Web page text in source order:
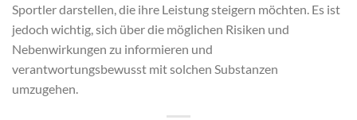
Sportler darstellen, die ihre Leistung steigern möchten. Es ist
jedoch wichtig, sich über die möglichen Risiken und
Nebenwirkungen zu informieren und
verantwortungsbewusst mit solchen Substanzen
umzugehen.